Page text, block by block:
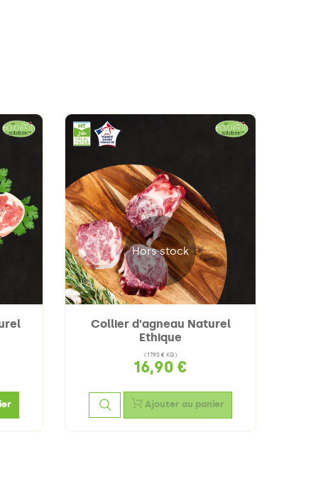
Hors stock
Collier d'agneau Naturel
Ethique
(17,90 € KG)
16,90 €
Ajouter au panier